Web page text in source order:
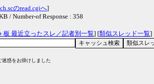
のread.cgiへ]
/ Number-of Response : 358
板 最近立ったスレ／記者別一覧] [類似スレッド一覧]
迷惑をお掛けしました